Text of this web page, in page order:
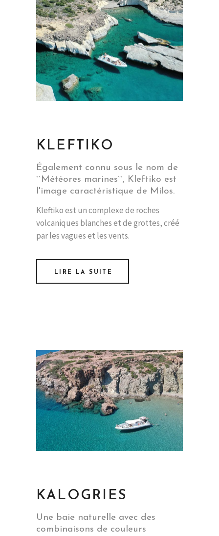
KLEFTIKO
Également connu sous le nom de
``Météores marines``, Kleftiko est
l'image caractéristique de Milos.
Kleftiko est un complexe de roches
volcaniques blanches et de grottes, créé
par les vagues et les vents.
LIRE LA SUITE
KALOGRIES
Une baie naturelle avec des
combinaisons de couleurs